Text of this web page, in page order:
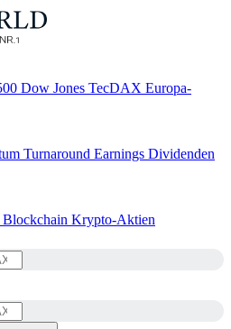
Dow Jones TecDAX Europa-
Turnaround Earnings Dividenden
Blockchain Krypto-Aktien